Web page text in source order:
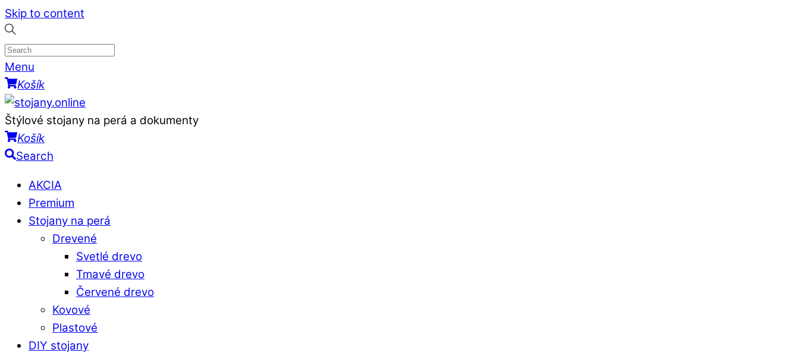
Skip to content
Menu
Košík
Štýlové stojany na perá a dokumenty
Košík
Search
AKCIA
Premium
Stojany na perá
Drevené
Svetlé drevo
Tmavé drevo
Červené drevo
Kovové
Plastové
DIY stojany